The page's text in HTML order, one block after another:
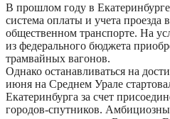
В прошлом году в Екатеринбурге
система оплаты и учета
общественном транспорте. На
из федерального бюджета
трамвайных вагонов.
Однако останавливаться на
июня на Среднем Урале
Екатеринбурга за счет
городов-спутников.